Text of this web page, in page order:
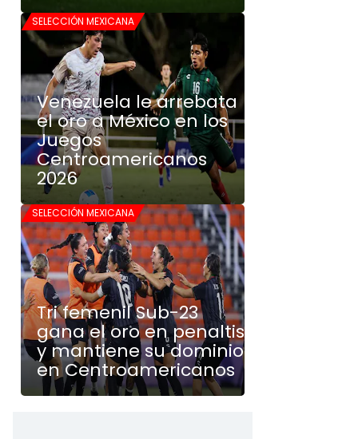
SELECCIÓN MEXICANA
Venezuela le arrebata
el oro a México en los
Juegos
Centroamericanos
2026
SELECCIÓN MEXICANA
Tri femenil Sub-23
gana el oro en penaltis
y mantiene su dominio
en Centroamericanos